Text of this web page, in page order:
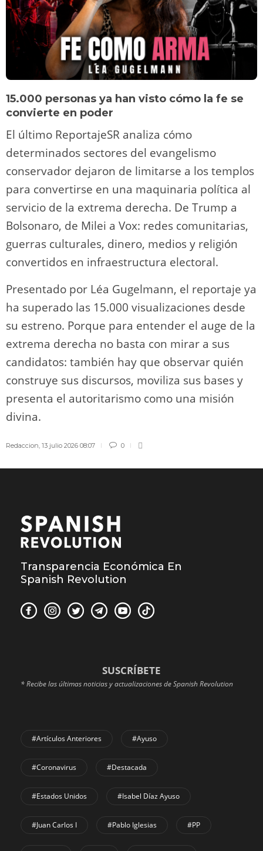
15.000 personas ya han visto cómo la fe se
convierte en poder
El último ReportajeSR analiza cómo
determinados sectores del evangelismo
conservador dejaron de limitarse a los templos
para convertirse en una maquinaria política al
servicio de la extrema derecha. De Trump a
Bolsonaro, de Milei a Vox: redes comunitarias,
guerras culturales, dinero, medios y religión
convertidos en infraestructura electoral.
Presentado por Léa Gugelmann, el reportaje ya
ha superado las 15.000 visualizaciones desde
su estreno. Porque para entender el auge de la
extrema derecha no basta con mirar a sus
candidatos: también hay que observar quién
construye sus discursos, moviliza sus bases y
presenta el autoritarismo como una misión
divina.
Redaccion, 13 julio 2026 08:07 0
Transparencia Económica En
Spanish Revolution
SUSCRÍBETE
* Recibe las últimas noticias y actualizaciones de Spanish Revolution
#Artículos Anteriores #Ayuso
#coronavirus #Destacada
#Estados Unidos #Isabel Díaz Ayuso
#Juan Carlos I #Pablo Iglesias #PP